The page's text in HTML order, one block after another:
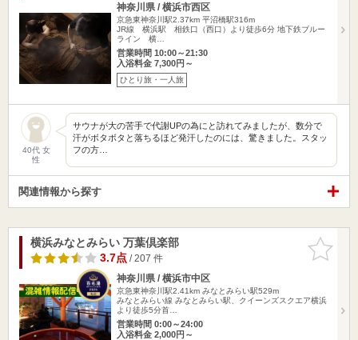
神奈川県 / 横浜市西区
京急東神奈川駅2.37km 平沼橋駅316m
JR線 横浜駅 相鉄口（西口）より徒歩6分 地下鉄ブルー
ライン 横…
営業時間 10:00～21:30
入浴料金 7,300円～
ひとり旅・一人旅
40代 女
性
サウナが大の苦手で代謝UPの為にと訪れてみましたが、数分で
汗がボタボタと落ちるほど発汗したのには、驚きました。スタッ
フの方…
関連情報から探す
お気に入
りに追加
横浜みなとみらい 万葉倶楽部
3.7点/ 207 件
神奈川県 / 横浜市中区
京急東神奈川駅2.41km みなとみらい駅529m
みなとみらい線 みなとみらい駅、クイーンズスクエア横浜
より徒歩5分首…
営業時間 0:00～24:00
入浴料金 2,000円～